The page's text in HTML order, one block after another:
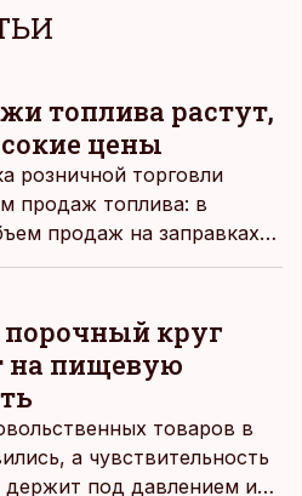
топлива растут,
цены
розничной торговли
продаж топлива: в
продаж на заправках
на то что из‑за
взлетели до
круг
на пищевую
товаров в
а чувствительность
держит под давлением и